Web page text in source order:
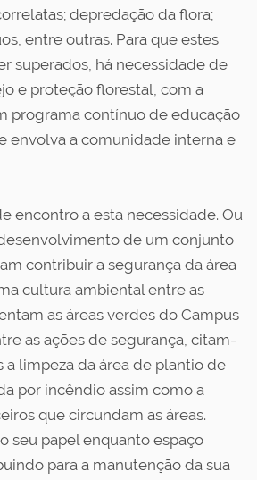
depredação da flora;
entre outras. Para que estes
superados, há necessidade de
e proteção florestal, com a
programa contínuo de educação
envolva a comunidade interna e
encontro a esta necessidade. Ou
de um conjunto
contribuir a segurança da área
cultura ambiental entre as
as áreas verdes do Campus
as ações de segurança, citam-
a limpeza da área de plantio de
por incêndio assim como a
que circundam as áreas.
seu papel enquanto espaço
para a manutenção da sua